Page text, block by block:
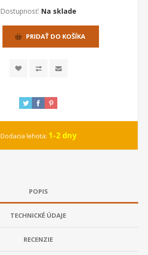
Dostupnosť: Na sklade
PRIDAŤ DO KOŠÍKA
Dodacia lehota: 1-2 dny
POPIS
TECHNICKÉ ÚDAJE
RECENZIE